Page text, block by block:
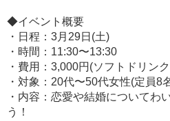
◆イベント概要
・日程：3月29日(土)
・時間：11:30〜13:30
・費用：3,000円(ソフトドリン
・対象：20代〜50代女性(定員8
・内容：恋愛や結婚についてわ
う！